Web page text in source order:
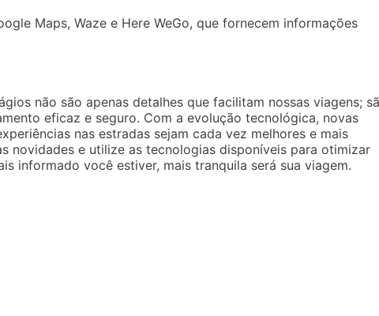
Maps, Waze e Here WeGo, que fornecem informações
não são apenas detalhes que facilitam nossas viagens;
eficaz e seguro. Com a evolução tecnológica, novas
nas estradas sejam cada vez melhores e mais
novidades e utilize as tecnologias disponíveis para otimizar
informado você estiver, mais tranquila será sua viagem.